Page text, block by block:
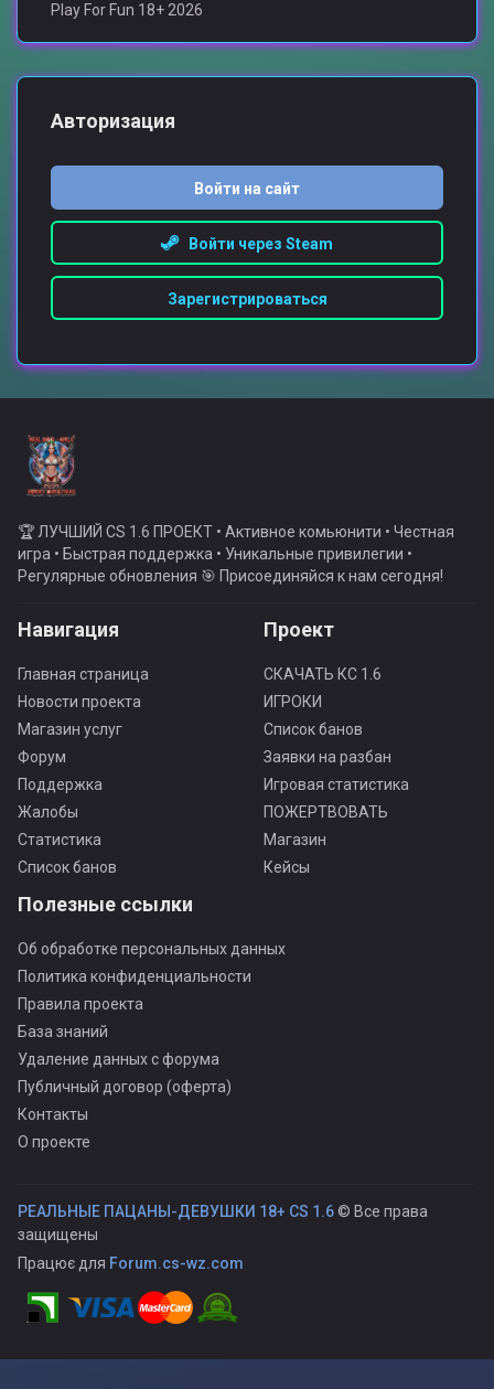
Play For Fun 18+ 2026
Авторизация
Войти на сайт
Войти через Steam
Зарегистрироваться
🏆 ЛУЧШИЙ CS 1.6 ПРОЕКТ • Активное комьюнити • Честная
игра • Быстрая поддержка • Уникальные привилегии •
Регулярные обновления 🎯 Присоединяйся к нам сегодня!
Навигация
Главная страница
Новости проекта
Магазин услуг
Форум
Поддержка
Жалобы
Статистика
Список банов
Проект
СКАЧАТЬ КС 1.6
ИГРОКИ
Список банов
Заявки на разбан
Игровая статистика
ПОЖЕРТВОВАТЬ
Магазин
Кейсы
Полезные ссылки
Об обработке персональных данных
Политика конфиденциальности
Правила проекта
База знаний
Удаление данных с форума
Публичный договор (оферта)
Контакты
О проекте
РЕАЛЬНЫЕ ПАЦАНЫ-ДЕВУШКИ 18+ CS 1.6© Все права
защищены
Працює для Forum.cs-wz.com